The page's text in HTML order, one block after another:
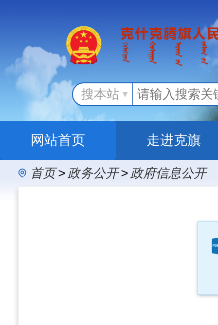
搜本站
网站首页 走进克旗
办事服务 政民
首页 > 政务公开 > 政府信息公开